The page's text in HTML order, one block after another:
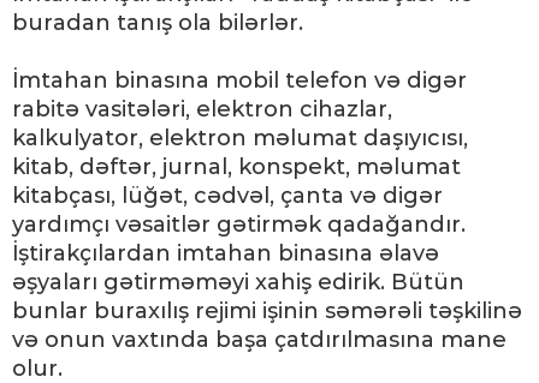
buradan tanış ola bilərlər.
İmtahan binasına mobil telefon və digər
rabitə vasitələri, elektron cihazlar,
kalkulyator, elektron məlumat daşıyıcısı,
kitab, dəftər, jurnal, konspekt, məlumat
kitabçası, lüğət, cədvəl, çanta və digər
yardımçı vəsaitlər gətirmək qadağandır.
İştirakçılardan imtahan binasına əlavə
əşyaları gətirməməyi xahiş edirik. Bütün
bunlar buraxılış rejimi işinin səmərəli təşkilinə
və onun vaxtında başa çatdırılmasına mane
olur.